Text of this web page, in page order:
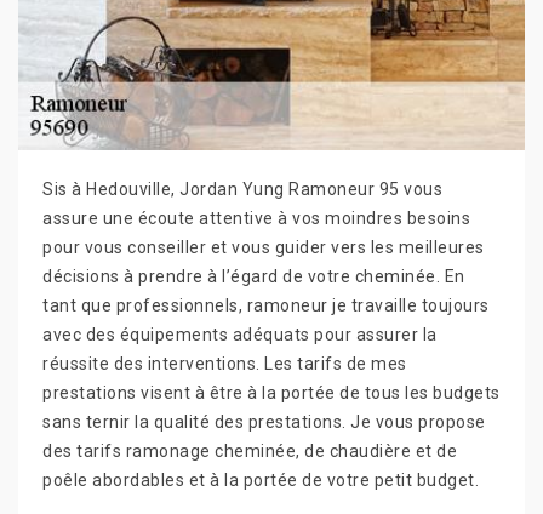
Sis à Hedouville, Jordan Yung Ramoneur 95 vous
assure une écoute attentive à vos moindres besoins
pour vous conseiller et vous guider vers les meilleures
décisions à prendre à l’égard de votre cheminée. En
tant que professionnels, ramoneur je travaille toujours
avec des équipements adéquats pour assurer la
réussite des interventions. Les tarifs de mes
prestations visent à être à la portée de tous les budgets
sans ternir la qualité des prestations. Je vous propose
des tarifs ramonage cheminée, de chaudière et de
poêle abordables et à la portée de votre petit budget.